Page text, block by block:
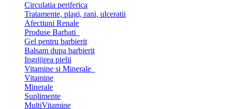
Circulatia periferica
Tratamente, plagi, rani, ulceratii
Afectiuni Renale
Produse Barbati
Gel pentru barbierit
Balsam dupa barbierit
Ingrijirea pielii
Vitamine si Minerale
Vitamine
Minerale
Suplimente
MultiVitamine